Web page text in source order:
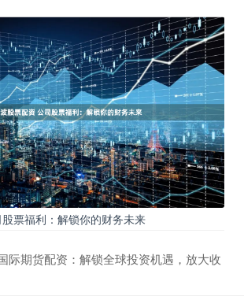
票福利：解锁你的财务未来
际期货配资：解锁全球投资机遇，放大收